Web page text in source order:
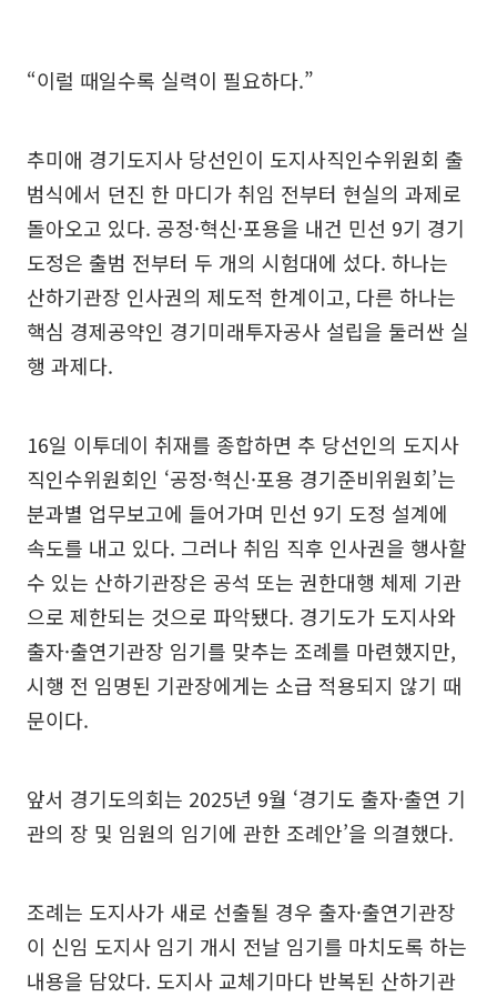
“이럴 때일수록 실력이 필요하다.”
추미애 경기도지사 당선인이 도지사직인수위원회 출
범식에서 던진 한 마디가 취임 전부터 현실의 과제로
돌아오고 있다. 공정·혁신·포용을 내건 민선 9기 경기
도정은 출범 전부터 두 개의 시험대에 섰다. 하나는
산하기관장 인사권의 제도적 한계이고, 다른 하나는
핵심 경제공약인 경기미래투자공사 설립을 둘러싼 실
행 과제다.
16일 이투데이 취재를 종합하면 추 당선인의 도지사
직인수위원회인 ‘공정·혁신·포용 경기준비위원회’는
분과별 업무보고에 들어가며 민선 9기 도정 설계에
속도를 내고 있다. 그러나 취임 직후 인사권을 행사할
수 있는 산하기관장은 공석 또는 권한대행 체제 기관
으로 제한되는 것으로 파악됐다. 경기도가 도지사와
출자·출연기관장 임기를 맞추는 조례를 마련했지만,
시행 전 임명된 기관장에게는 소급 적용되지 않기 때
문이다.
앞서 경기도의회는 2025년 9월 ‘경기도 출자·출연 기
관의 장 및 임원의 임기에 관한 조례안’을 의결했다.
조례는 도지사가 새로 선출될 경우 출자·출연기관장
이 신임 도지사 임기 개시 전날 임기를 마치도록 하는
내용을 담았다. 도지사 교체기마다 반복된 산하기관